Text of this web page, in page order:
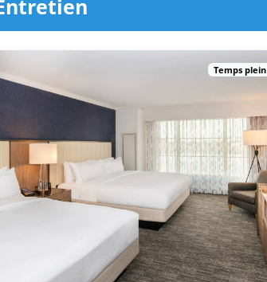
Temps plein